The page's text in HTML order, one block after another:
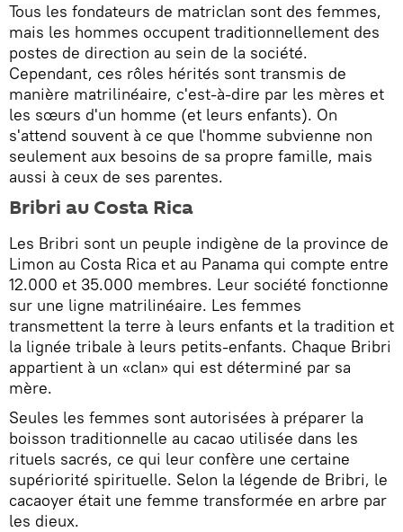
Tous les fondateurs de matriclan sont des femmes,
mais les hommes occupent traditionnellement des
postes de direction au sein de la société.
Cependant, ces rôles hérités sont transmis de
manière matrilinéaire, c'est-à-dire par les mères et
les sœurs d'un homme (et leurs enfants). On
s'attend souvent à ce que l'homme subvienne non
seulement aux besoins de sa propre famille, mais
aussi à ceux de ses parentes.
Bribri au Costa Rica
Les Bribri sont un peuple indigène de la province de
Limon au Costa Rica et au Panama qui compte entre
12.000 et 35.000 membres. Leur société fonctionne
sur une ligne matrilinéaire. Les femmes
transmettent la terre à leurs enfants et la tradition et
la lignée tribale à leurs petits-enfants. Chaque Bribri
appartient à un «clan» qui est déterminé par sa
mère.
Seules les femmes sont autorisées à préparer la
boisson traditionnelle au cacao utilisée dans les
rituels sacrés, ce qui leur confère une certaine
supériorité spirituelle. Selon la légende de Bribri, le
cacaoyer était une femme transformée en arbre par
les dieux.